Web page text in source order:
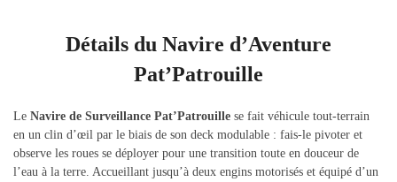
Détails du Navire d’Aventure
Pat’Patrouille
Le Navire de Surveillance Pat’Patrouille se fait véhicule tout-terrain
en un clin d’œil par le biais de son deck modulable : fais-le pivoter et
observe les roues se déployer pour une transition toute en douceur de
l’eau à la terre. Accueillant jusqu’à deux engins motorisés et équipé d’un